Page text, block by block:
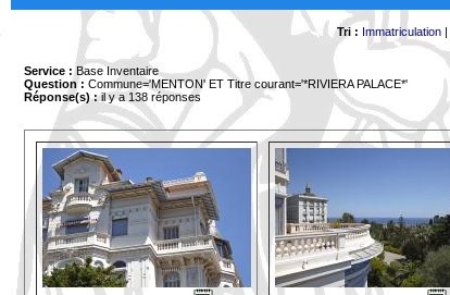
Tri : Immatriculation|
Service : Base Inventaire
Question : Commune='MENTON' ET Titre courant='*RIVIERA PALACE*'
Réponse(s) :il y a 138 réponses